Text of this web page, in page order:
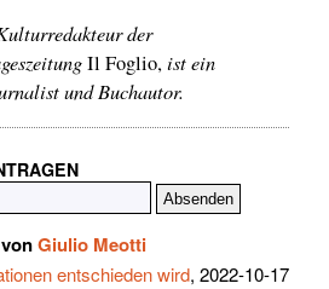
der
Il Foglio,ist ein
und Buchautor.
Giulio Meotti
entschieden wird, 2022-10-17